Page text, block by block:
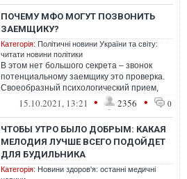
ПОЧЕМУ МФО МОГУТ ПОЗВОНИТЬ
ЗАЕМЩИКУ?
Категорія: Політичні новини України та світу:
читати новини політики
В этом нет большого секрета – звонок
потенциальному заемщику это проверка.
Своеобразный психологический прием,
который позволяет выявить мошенника.
15.10.2021, 13:21 • 2356 • 0
ЧТОБЫ УТРО БЫЛО ДОБРЫМ: КАКАЯ
МЕЛОДИЯ ЛУЧШЕ ВСЕГО ПОДОЙДЕТ
ДЛЯ БУДИЛЬНИКА
Категорія: Новини здоров'я: останні медичні